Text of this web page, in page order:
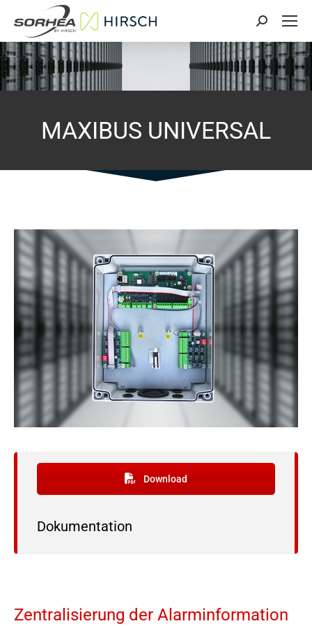
Search:
MAXIBUS UNIVERSAL
Download
Dokumentation
Zentralisierung der Alarminformation